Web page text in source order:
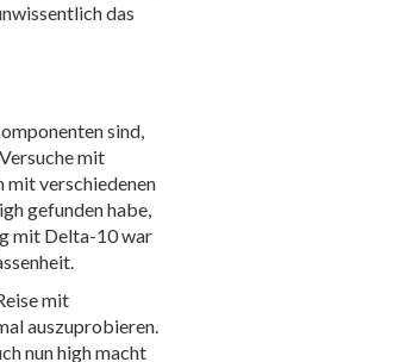
das
sind,
mit
mit verschiedenen
gefunden habe,
mit Delta-10 war
mit
auszuprobieren.
nun high macht